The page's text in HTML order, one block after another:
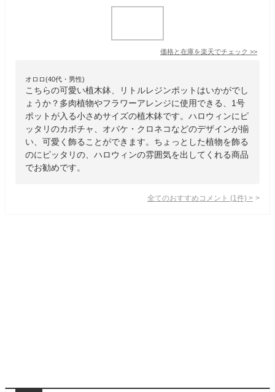
価格と在庫を楽天でチェック >>
オロロ(40代・男性)
こちらの可愛い植木鉢、リトルレジンポットはいかがでし
ょうか？多肉植物やフラワーアレンジに使用できる、1号
ポットが入る小さめサイズの植木鉢です。ハロウィンにピ
ッタリのカボチャ、オバケ・クロネコなどのデザインが揃
い、可愛く飾ることができます。ちょっとした植物を飾る
のにピッタリの、ハロウィンの雰囲気を出してくれる商品
でお勧めです。
全てのおすすめコメント (1 件) >